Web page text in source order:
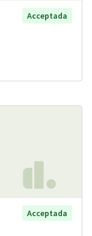
Acceptada
Acceptada